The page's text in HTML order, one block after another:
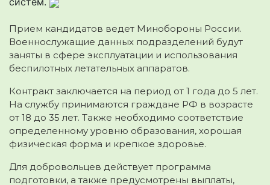
Прием кандидатов ведет Минобороны России.
Военнослужащие данных подразделений будут
заняты в сфере эксплуатации и использования
беспилотных летательных аппаратов.
Контракт заключается на период от 1 года до 5 лет.
На службу принимаются граждане РФ в возрасте
от 18 до 35 лет. Также необходимо соответствие
определенному уровню образования, хорошая
физическая форма и крепкое здоровье.
Для добровольцев действует программа
подготовки, а также предусмотрены выплаты,